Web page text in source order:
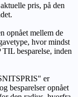
pris, på den
opnået mellem de
hvor mindst
besparelse, inden
er
besparelser opnået